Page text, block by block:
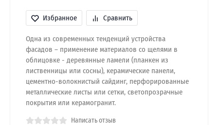
Избранное Сравнить
Одна из современных тенденций устройства
фасадов – применение материалов со щелями в
облицовке - деревянные ламели (планкен из
лиственницы или сосны), керамические панели,
цементно-волокнистый сайдинг, перфорированные
металлические листы или сетки, светопрозрачные
покрытия или керамогранит.
Написать отзыв